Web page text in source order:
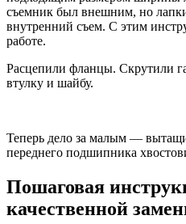
съемник был внешним, но лапки
внутренний съем. С этим
работе.
Расцепили фланцы. Скрутили
втулку и шайбу.
Теперь дело за малым —
переднего подшипника
Пошаговая
качественной